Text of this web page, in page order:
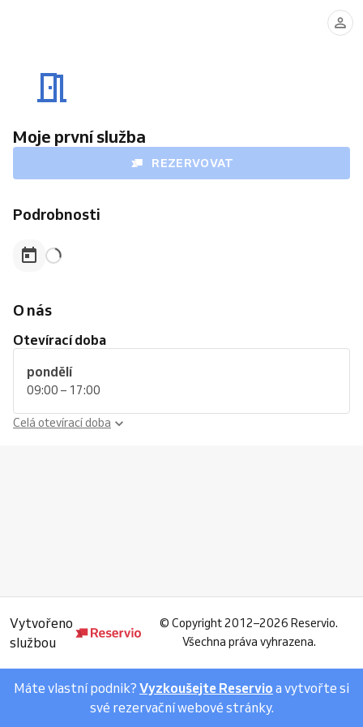
Moje první služba
REZERVOVAT
Podrobnosti
O nás
Otevírací doba
pondělí
09:00 – 17:00
Celá otevírací doba
Vytvořeno
službou
© Copyright 2012–2026 Reservio.
Všechna práva vyhrazena.
Máte vlastní podnik? Vyzkoušejte Reservio a vytvořte si
své rezervační webové stránky.